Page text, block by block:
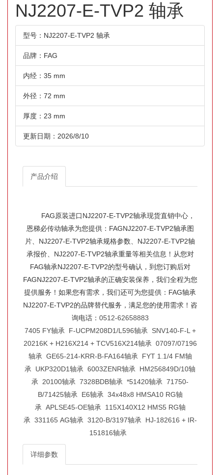
NJ2207-E-TVP2 轴承
型号：NJ2207-E-TVP2 轴承
品牌：FAG
内经：35 mm
外径：72 mm
厚度：23 mm
更新日期：2026/8/10
产品介绍
FAG原装进口NJ2207-E-TVP2轴承现货直销中心，
恩梯必传动轴承为您提供：FAGNJ2207-E-TVP2轴承图
片、NJ2207-E-TVP2轴承规格参数、NJ2207-E-TVP2轴
承报价、NJ2207-E-TVP2轴承重量等相关信息！从您对
FAG轴承NJ2207-E-TVP2的型号确认，到您订购后对
FAGNJ2207-E-TVP2轴承的正确安装保养，我们全程为您
提供服务！如果您有需求，我们还可为您提供：FAG轴承
NJ2207-E-TVP2的品牌替代服务，满足您的使用需求！咨
询电话： 0512-62658883
7405 FY轴承 F-UCPM208D1/L596轴承 SNV140-F-L +
20216K + H216X214 + TCV516X214轴承 07097/07196
轴承 GE65-214-KRR-B-FA164轴承 FYT 1.1/4 FM轴
承 UKP320D1轴承 6003ZENR轴承 HM256849D/10轴
承 20100轴承 7328BDB轴承 *51420轴承 71750-
B/71425轴承 E6轴承 34x48x8 HMSA10 RG轴
承 APLSE45-OE轴承 115X140X12 HMS5 RG轴
承 331165 AG轴承 3120-B/3197轴承 HJ-182616 + IR-
151816轴承
详细参数